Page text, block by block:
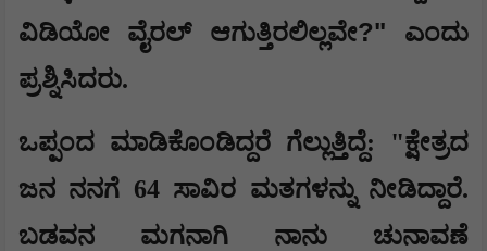
ವಿಡಿಯೋ ವೈರಲ್ ಆಗುತ್ತಿರಲಿಲ್ಲವೇ?" ಎಂದು
ಪ್ರಶ್ನಿಸಿದರು.
ಒಪ್ಪಂದ ಮಾಡಿಕೊಂಡಿದ್ದರೆ ಗೆಲ್ಲುತ್ತಿದ್ದೆ: "ಕ್ಷೇತ್ರದ
ಜನ ನನಗೆ 64 ಸಾವಿರ ಮತಗಳನ್ನು ನೀಡಿದ್ದಾರೆ.
ಬಡವನ ಮಗನಾಗಿ ನಾನು ಚುನಾವಣೆ